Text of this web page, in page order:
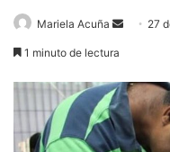
Mariela Acuña
Send 27
1 minuto de lectura